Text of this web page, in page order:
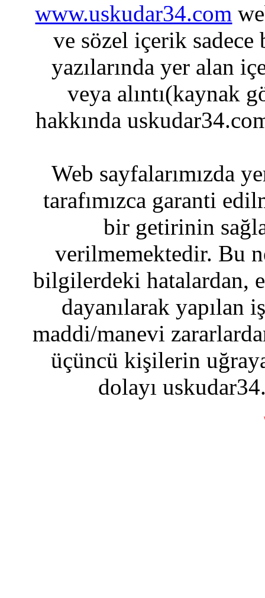
www.uskudar34.com
ve sözel içerik sadece
yazılarında yer alan
veya alıntı(kaynak
hakkında
Web sayfalarımızda
tarafımızca garanti
bir getirinin
verilmemektedir. Bu
bilgilerdeki hatalardan,
dayanılarak yapılan
maddi/manevi
üçüncü kişilerin
dolayı